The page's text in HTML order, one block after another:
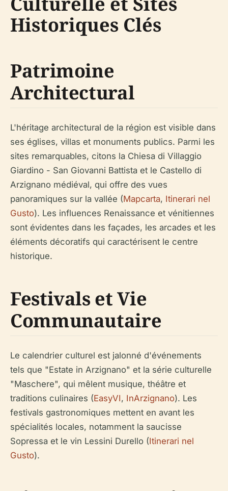
Historiques Clés
Patrimoine
Architectural
L'héritage architectural de la région est visible dans
ses églises, villas et monuments publics. Parmi les
sites remarquables, citons la Chiesa di Villaggio
Giardino - San Giovanni Battista et le Castello di
Arzignano médiéval, qui offre des vues
panoramiques sur la vallée (Mapcarta, Itinerari nel
Gusto). Les influences Renaissance et vénitiennes
sont évidentes dans les façades, les arcades et les
éléments décoratifs qui caractérisent le centre
historique.
Festivals et Vie
Communautaire
Le calendrier culturel est jalonné d'événements
tels que "Estate in Arzignano" et la série culturelle
"Maschere", qui mêlent musique, théâtre et
traditions culinaires (EasyVI, InArzignano). Les
festivals gastronomiques mettent en avant les
spécialités locales, notamment la saucisse
Sopressa et le vin Lessini Durello (Itinerari nel
Gusto).